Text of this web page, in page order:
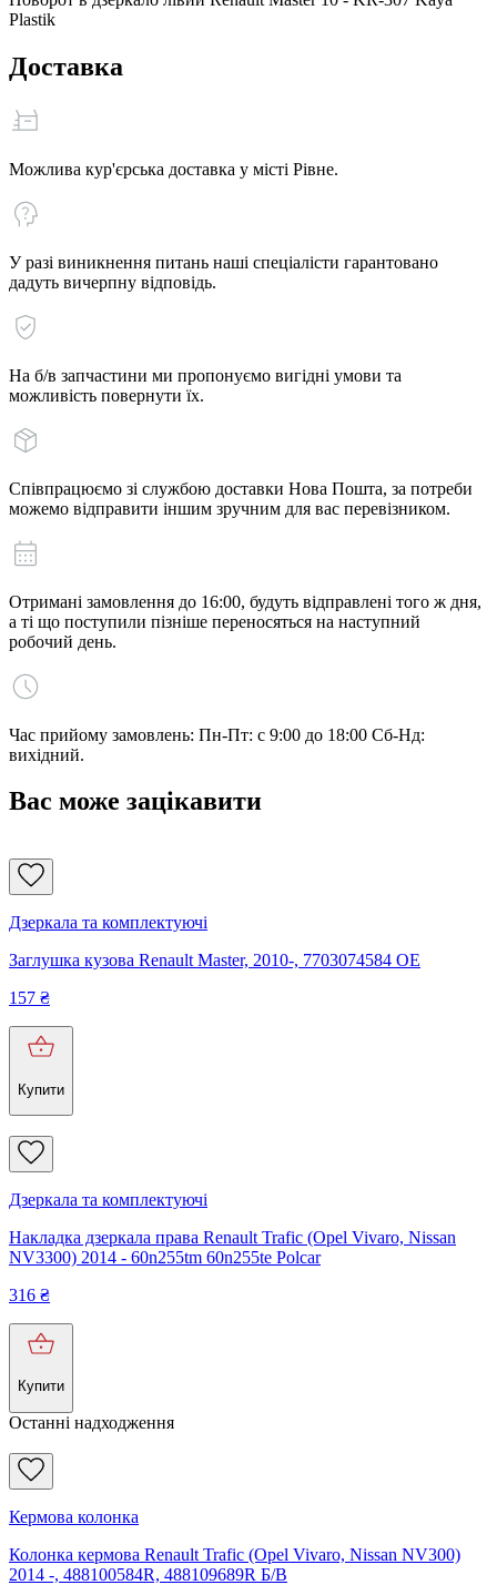
Plastik
Доставка
Можлива кур'єрська доставка у місті Рівне.
У разі виникнення питань наші спеціалісти гарантовано
дадуть вичерпну відповідь.
На б/в запчастини ми пропонуємо вигідні умови та
можливість повернути їх.
Співпрацюємо зі службою доставки Нова Пошта, за потреби
можемо відправити іншим зручним для вас перевізником.
Отримані замовлення до 16:00, будуть відправлені того ж дня,
а ті що поступили пізніше переносяться на наступний
робочий день.
Час прийому замовлень: Пн-Пт: с 9:00 до 18:00 Сб-Нд:
вихідний.
Вас може зацікавити
Дзеркала та комплектуючі
Заглушка кузова Renault Master, 2010-, 7703074584 OE
157 ₴
Купити
Дзеркала та комплектуючі
Накладка дзеркала права Renault Trafic (Opel Vivaro, Nissan
NV3300) 2014 - 60n255tm 60n255te Polcar
316 ₴
Купити
Останні надходження
Кермова колонка
Колонка кермова Renault Trafic (Opel Vivaro, Nissan NV300)
2014 -, 488100584R, 488109689R Б/В